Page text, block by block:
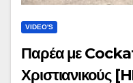
VIDEO'S
Παρέα με
Χριστιανικούς